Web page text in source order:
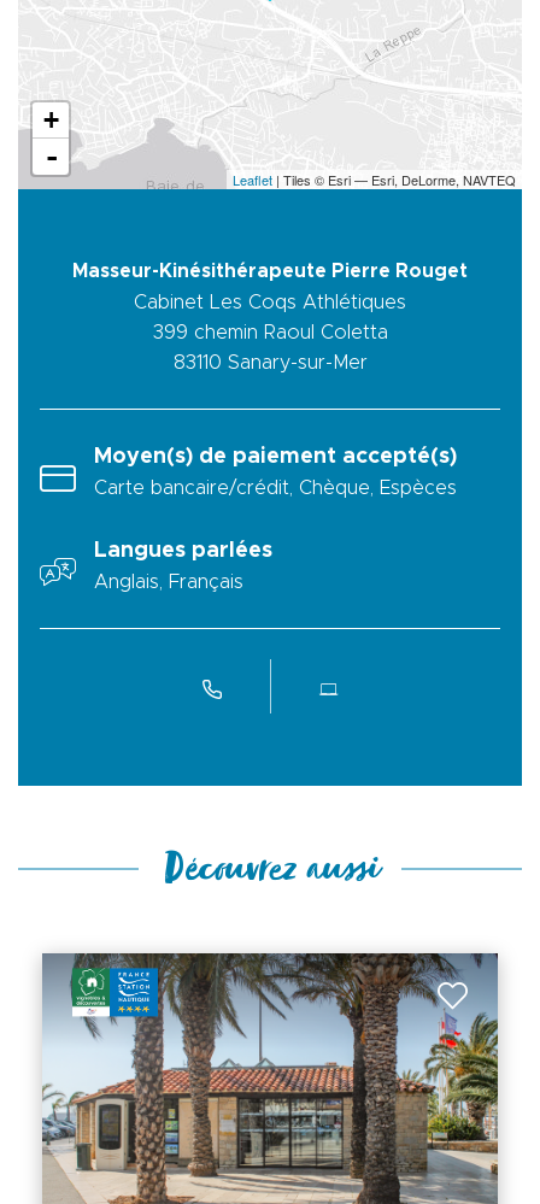
+
-
Leaflet | Tiles © Esri — Esri, DeLorme, NAVTEQ
Masseur-Kinésithérapeute Pierre Rouget
Cabinet Les Coqs Athlétiques
399 chemin Raoul Coletta
83110 Sanary-sur-Mer
Moyen(s) de paiement accepté(s)
Carte bancaire/crédit, Chèque, Espèces
Langues parlées
Anglais, Français
Découvrez aussi